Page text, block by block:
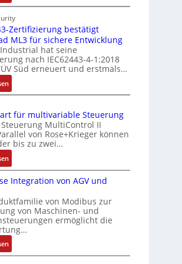
e
s
s
u
n
n
d
Z
u
t
a
n
d
s
e
k
o
m
b
n
e
r
t
o
s
t
i
s
E
i
n
a
c
h
e
S
n
s
o
r
-
I
n
e
g
r
t
Zertifizierung bestätigt
ML3 für sichere Entwicklung
hat seine
nach IEC62443-4-1:2018
Süd erneuert und erstmals…
:
I
C
6
2
4
4
3
-
e
r
t
f
für multivariable Steuerung
MultiControl II
von Rose+Krieger können
bis zu zwei…
:
M
a
k
t
s
t
a
r
Integration von AGV und
von Modibus zur
von Maschinen- und
ermöglicht die
:
D